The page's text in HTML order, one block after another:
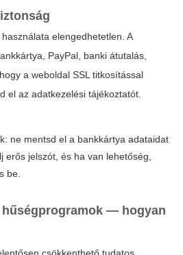
elengedhetetlen. A
PayPal, banki átutalás,
a weboldal SSL titkosítással
el az adatkezelési tájékoztatót.
ne mentsd el a bankkártya adataidat
erős jelszót, és ha van lehetőség,
be.
— hogyan